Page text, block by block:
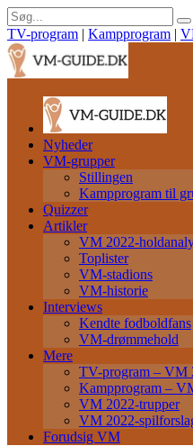
TV-program | Kampprogram |
Nyheder
VM-grupper
Stillingen
Kampprogram til
Quizzer
Artikler
VM 2022-
Toplister
VM-stadions
VM-historie
Interviews
Kendte fodboldfans
VM-drømmehold
Mere
TV-program – VM
Kampprogram –
VM 2022-trupper
VM 2022-
Forudsig VM